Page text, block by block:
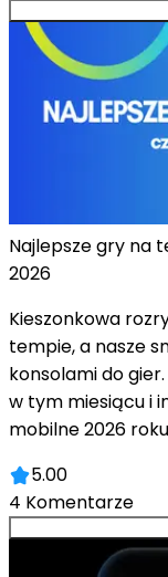
Najlepsze gry na
2026
Kieszonkowa
tempie, a nasze
konsolami do
w tym miesiącu i
mobilne 2026
5.00
4 Komentarze